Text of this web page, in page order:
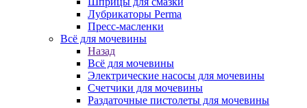
Лубрикаторы Perma
Пресс-масленки
Всё для мочевины
Назад
Всё для мочевины
Электрические насосы для мочевины
Счетчики для мочевины
Раздаточные пистолеты для мочевины